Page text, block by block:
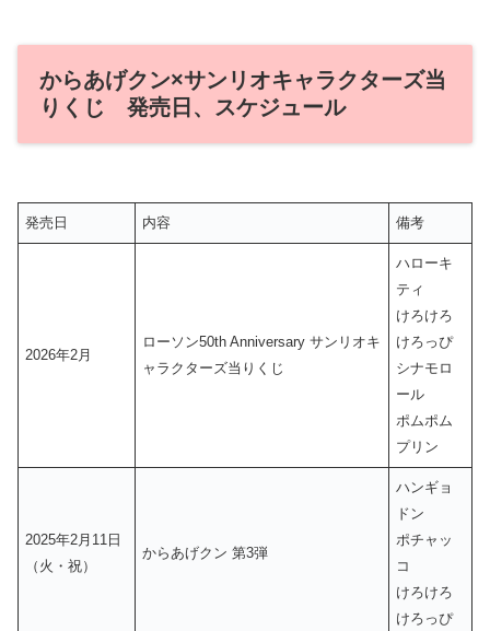
からあげクン×サンリオキャラクターズ当
りくじ 発売日、スケジュール
発売日 内容 備考
2026年2月
ローソン50th Anniversary サンリオキ
ャラクターズ当りくじ
ハローキ
ティ
けろけろ
けろっぴ
シナモロ
ール
ポムポム
プリン
2025年2月11日
（火・祝）
からあげクン 第3弾
ハンギョ
ドン
ポチャッ
コ
けろけろ
けろっぴ